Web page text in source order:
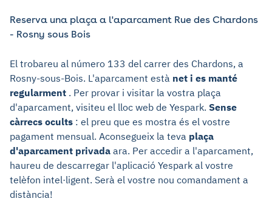
Reserva una plaça a l'aparcament Rue des Chardons
- Rosny sous Bois
El trobareu al número 133 del carrer des Chardons, a
Rosny-sous-Bois. L'aparcament està net i es manté
regularment . Per provar i visitar la vostra plaça
d'aparcament, visiteu el lloc web de Yespark. Sense
càrrecs ocults : el preu que es mostra és el vostre
pagament mensual. Aconsegueix la teva plaça
d'aparcament privada ara. Per accedir a l'aparcament,
haureu de descarregar l'aplicació Yespark al vostre
telèfon intel·ligent. Serà el vostre nou comandament a
distància!